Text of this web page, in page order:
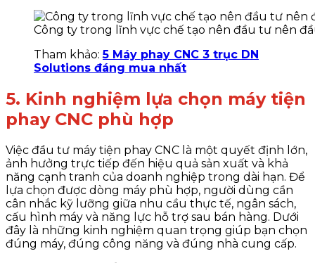
Công ty trong lĩnh vực chế tạo nên đầu tư nên
Tham khảo:5 Máy phay CNC 3 trục DN
Solutions đáng mua nhất
5. Kinh nghiệm lựa chọn máy tiện
phay CNC phù hợp
Việc đầu tư máy tiện phay CNC là một quyết định lớn,
ảnh hưởng trực tiếp đến hiệu quả sản xuất và khả
năng cạnh tranh của doanh nghiệp trong dài hạn. Để
lựa chọn được dòng máy phù hợp, người dùng cần
cân nhắc kỹ lưỡng giữa nhu cầu thực tế, ngân sách,
cấu hình máy và năng lực hỗ trợ sau bán hàng. Dưới
đây là những kinh nghiệm quan trọng giúp bạn chọn
đúng máy, đúng công năng và đúng nhà cung cấp.